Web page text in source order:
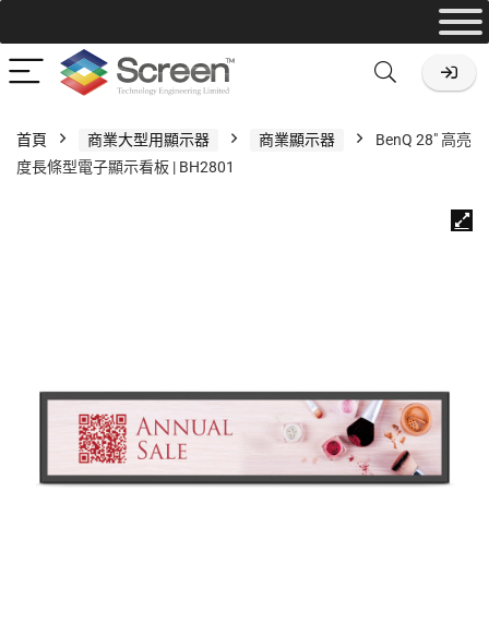
首頁 商業大型用顯示器 商業顯示器
BenQ 28″ 高亮
度長條型電子顯示看板 | BH2801